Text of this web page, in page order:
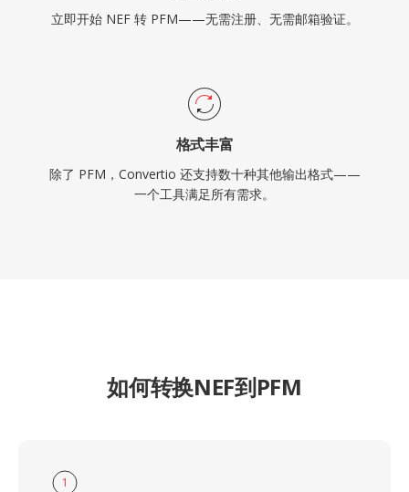
立即开始 NEF 转 PFM——无需注册、无需邮箱验证。
格式丰富
除了 PFM，Convertio 还支持数十种其他输出格式——
一个工具满足所有需求。
如何转换NEF到PFM
1